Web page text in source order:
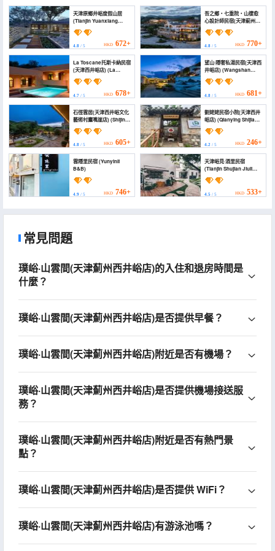
天津原鄉井峪度假山居
(Tianjin Yuanxiang
Jingyu Holiday
Mountain Residence)
4.8 / 5 HKD 672+
吾之鄉・七重院・山棲愈
心設計師民宿(天津薊州店)
(My Hometown
Qizhongyuan Designer
B&B (Tianjin Jizhou
Branch))
4.8/ 5 HKD 770+
La Toscane托斯卡納民宿
(天津西井峪店) (La
Toscane Tuscany
Homestay Tianjin
4.7 / 5 HKD 678+
望山·隱奢私湯民宿(天津西
井峪店) (Wangshan
Private Tang Homestay
(Tianjin Xijingyu
4.8/ 5 HKD 681+
石徑雲居(天津西井峪文化
藝術村鷹嘴崖店) (Shijing
Yunju Hotel (Tianjin
Xijingyu))
4.8 / 5 HKD 605+
劉姥姥民宿小院(天津西井
峪店) (Qianying Shijia
Homestay (Tianjin
Xijingxuan Branch))
4.2/ 5 HKD 246+
雲隱里民宿 (Yunyinli
B&B)
4.9 / 5 HKD 746+
天津峪見·酒里民宿
(Tianjin Shujian Jiuli
Homestay)
4.5/ 5 HKD 533+
常見問題
璞峪·山雲間(天津薊州西井峪店)的入住和退房時間是
什麼？
璞峪·山雲間(天津薊州西井峪店)是否提供早餐？
璞峪·山雲間(天津薊州西井峪店)附近是否有機場？
璞峪·山雲間(天津薊州西井峪店)是否提供機場接送服
務？
璞峪·山雲間(天津薊州西井峪店)附近是否有熱門景
點？
璞峪·山雲間(天津薊州西井峪店)是否提供 WiFi？
璞峪·山雲間(天津薊州西井峪店)有游泳池嗎？